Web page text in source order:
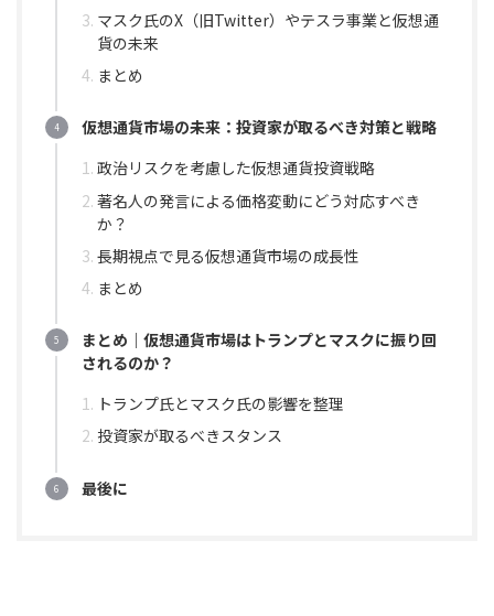
マスク氏のX（旧Twitter）やテスラ事業と仮想通
貨の未来
まとめ
仮想通貨市場の未来：投資家が取るべき対策と戦略
政治リスクを考慮した仮想通貨投資戦略
著名人の発言による価格変動にどう対応すべき
か？
長期視点で見る仮想通貨市場の成長性
まとめ
まとめ｜仮想通貨市場はトランプとマスクに振り回
されるのか？
トランプ氏とマスク氏の影響を整理
投資家が取るべきスタンス
最後に